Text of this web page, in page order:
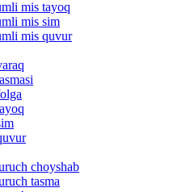
mis tayoq
mis sim
mis quvur
choyshab
tasma